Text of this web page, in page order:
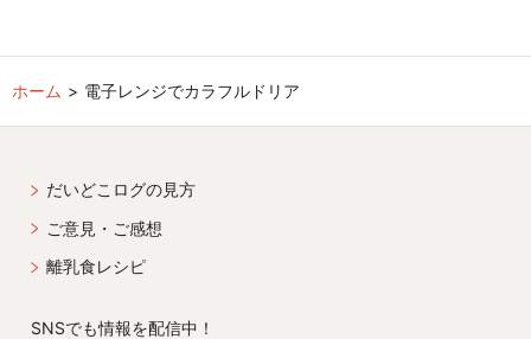
ホーム 電子レンジでカラフルドリア
だいどこログの見方
ご意見・ご感想
離乳食レシピ
SNSでも情報を配信中！